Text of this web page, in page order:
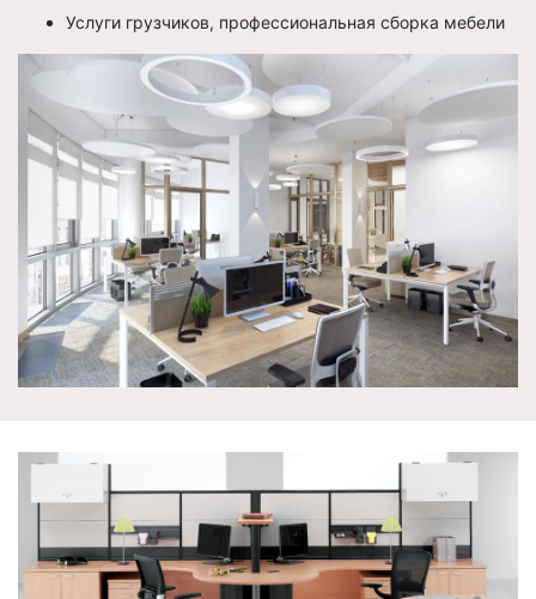
Услуги грузчиков, профессиональная сборка мебели